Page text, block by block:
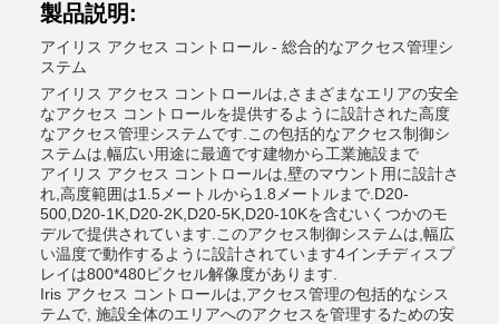
製品説明:
アイリス アクセス コントロール - 総合的なアクセス管理シ
ステム
アイリス アクセス コントロールは,さまざまなエリアの安全
なアクセス コントロールを提供するように設計された高度
なアクセス管理システムです.この包括的なアクセス制御シ
ステムは,幅広い用途に最適です建物から工業施設まで
アイリス アクセス コントロールは,壁のマウント用に設計さ
れ,高度範囲は1.5メートルから1.8メートルまで.D20-
500,D20-1K,D20-2K,D20-5K,D20-10Kを含むいくつかのモ
デルで提供されています.このアクセス制御システムは,幅広
い温度で動作するように設計されています4インチディスプ
レイは800*480ピクセル解像度があります.
Iris アクセス コントロールは,アクセス管理の包括的なシス
テムで, 施設全体のエリアへのアクセスを管理するための安